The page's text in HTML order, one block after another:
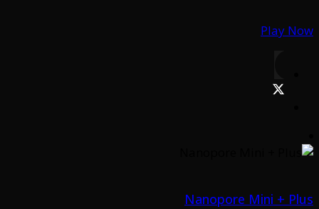
Play Now
Nanopore Mini + Plus